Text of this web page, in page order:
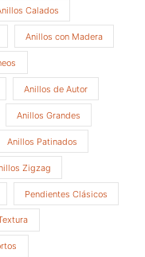
Calados
Anillos con Madera
Anillos de Autor
Anillos Grandes
Anillos Patinados
Zigzag
Pendientes Clásicos